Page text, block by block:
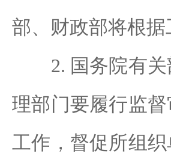
部、财政部将根
2. 国务院有关
理部门要履行监
工作，督促所组